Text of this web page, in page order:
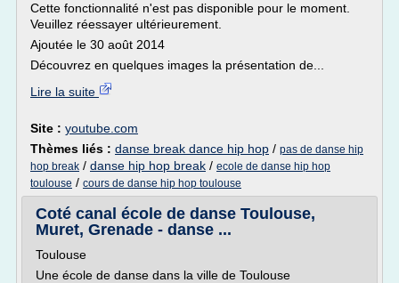
Cette fonctionnalité n'est pas disponible pour le moment.
Veuillez réessayer ultérieurement.
Ajoutée le 30 août 2014
Découvrez en quelques images la présentation de...
Lire la suite
Site : youtube.com
Thèmes liés : danse break dance hip hop / pas de danse hip
hop break / danse hip hop break / ecole de danse hip hop
toulouse / cours de danse hip hop toulouse
Coté canal école de danse Toulouse,
Muret, Grenade - danse ...
Toulouse
Une école de danse dans la ville de Toulouse